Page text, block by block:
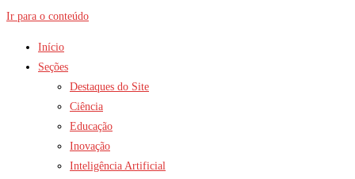
Ir para o conteúdo
Início
Seções
Destaques do Site
Ciência
Educação
Inovação
Inteligência Artificial